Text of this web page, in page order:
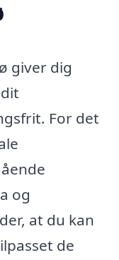
giver dig
For det
og
at du kan
de